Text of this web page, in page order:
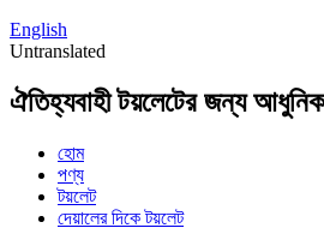
English
Untranslated
ঐতিহ্যবাহী টয়লেটের জন্য
হোম
পণ্য
টয়লেট
দেয়ালের দিকে টয়লেট